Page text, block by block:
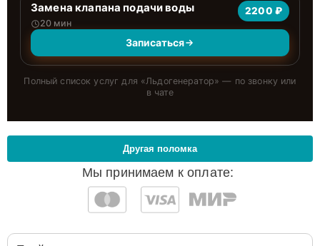
Замена клапана подачи воды
20 мин
2200 ₽
Записаться
Полный список услуг для «Льдогенератор» — по звонку или
в чате
Мы принимаем к оплате:
Другая поломка